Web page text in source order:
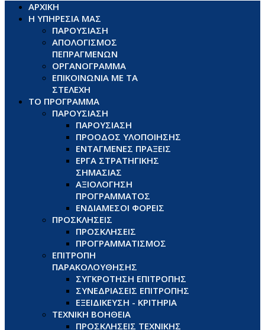
ΑΡΧΙΚΗ
Η ΥΠΗΡΕΣΙΑ ΜΑΣ
ΠΑΡΟΥΣΙΑΣΗ
ΑΠΟΛΟΓΙΣΜΟΣ
ΠΕΠΡΑΓΜΕΝΩΝ
ΟΡΓΑΝΟΓΡΑΜΜΑ
ΕΠΙΚΟΙΝΩΝΙΑ ΜΕ ΤΑ
ΣΤΕΛΕΧΗ
ΤΟ ΠΡΟΓΡΑΜΜΑ
ΠΑΡΟΥΣΙΑΣΗ
ΠΑΡΟΥΣΙΑΣΗ
ΠΡΟΟΔΟΣ ΥΛΟΠΟΙΗΣΗΣ
ΕΝΤΑΓΜΕΝΕΣ ΠΡΑΞΕΙΣ
ΕΡΓΑ ΣΤΡΑΤΗΓΙΚΗΣ
ΣΗΜΑΣΙΑΣ
ΑΞΙΟΛΟΓΗΣΗ
ΠΡΟΓΡΑΜΜΑΤΟΣ
ΕΝΔΙΑΜΕΣΟΙ ΦΟΡΕΙΣ
ΠΡΟΣΚΛΗΣΕΙΣ
ΠΡΟΣΚΛΗΣΕΙΣ
ΠΡΟΓΡΑΜΜΑΤΙΣΜΟΣ
ΕΠΙΤΡΟΠΗ
ΠΑΡΑΚΟΛΟΥΘΗΣΗΣ
ΣΥΓΚΡΟΤΗΣΗ ΕΠΙΤΡΟΠΗΣ
ΣΥΝΕΔΡΙΑΣΕΙΣ ΕΠΙΤΡΟΠΗΣ
ΕΞΕΙΔΙΚΕΥΣΗ - ΚΡΙΤΗΡΙΑ
ΤΕΧΝΙΚΗ ΒΟΗΘΕΙΑ
ΠΡΟΣΚΛΗΣΕΙΣ ΤΕΧΝΙΚΗΣ